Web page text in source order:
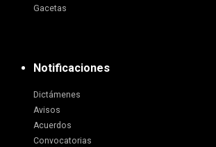
Gacetas
Notificaciones
Dictámenes
Avisos
Acuerdos
Convocatorias